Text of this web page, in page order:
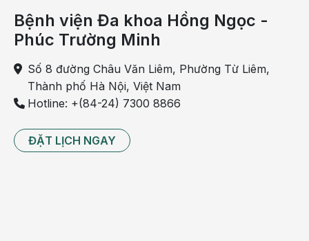
Sốt
phát
ban
thuộc
các
truyền
nhiễm,
Bệnh viện Đa khoa Hồng Ngọc -
Phúc Trường Minh
Số 8 đường Châu Văn Liêm, Phường Từ Liêm,
Thành phố Hà Nội, Việt Nam
Hotline: +(84-24) 7300 8866
ĐẶT LỊCH NGAY